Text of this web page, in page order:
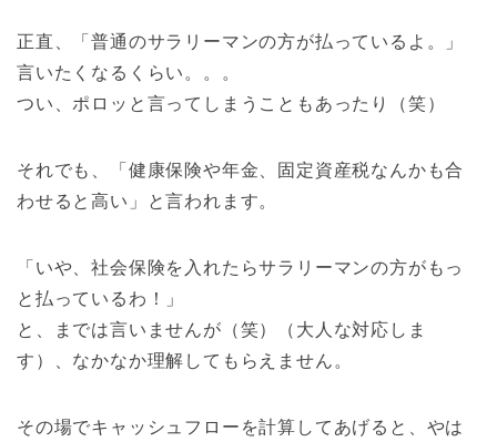
正直、「普通のサラリーマンの方が払っているよ。」
言いたくなるくらい。。。
つい、ポロッと言ってしまうこともあったり（笑）
それでも、「健康保険や年金、固定資産税なんかも合
わせると高い」と言われます。
「いや、社会保険を入れたらサラリーマンの方がもっ
と払っているわ！」
と、までは言いませんが（笑）（大人な対応しま
す）、なかなか理解してもらえません。
その場でキャッシュフローを計算してあげると、やは